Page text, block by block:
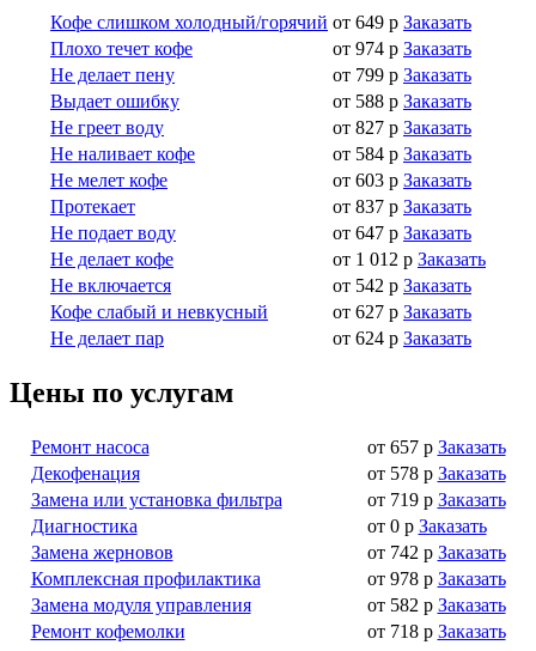
Кофе слишком холодный/горячий от 649 р Заказать
Плохо течет кофе
от 974 р Заказать
Не делает пену
от 799 р Заказать
Выдает ошибку
от 588 р Заказать
Не греет воду
от 827 р Заказать
Не наливает кофе
от 584 р Заказать
Не мелет кофе
от 603 р Заказать
Протекает
от 837 р Заказать
Не подает воду
от 647 р Заказать
Не делает кофе
от 1 012 р Заказать
Не включается
от 542 р Заказать
Кофе слабый и невкусный
от 627 р Заказать
Не делает пар
от 624 р Заказать
Цены по услугам
Ремонт насоса от 657 р Заказать
Декофенация
от 578 р Заказать
Замена или установка фильтра
от 719 р Заказать
Диагностика
от 0 р Заказать
Замена жерновов
от 742 р Заказать
Комплексная профилактика
от 978 р Заказать
Замена модуля управления
от 582 р Заказать
Ремонт кофемолки
от 718 р Заказать